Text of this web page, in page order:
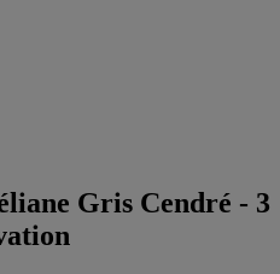
Gris Cendré - 3